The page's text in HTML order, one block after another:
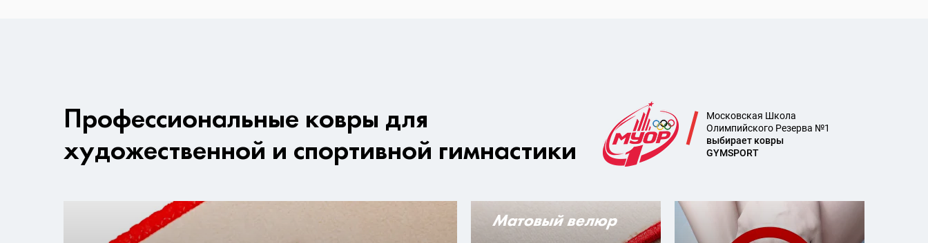
Профессиональные ковры для
художественной и спортивной гимнастики
Московская Школа
Олимпийского Резерва №1
выбирает ковры
GYMSPORT
Матовый велюр